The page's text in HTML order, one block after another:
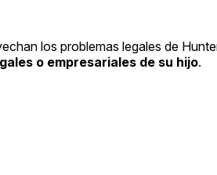
los problemas legales de
o empresariales de su hijo.